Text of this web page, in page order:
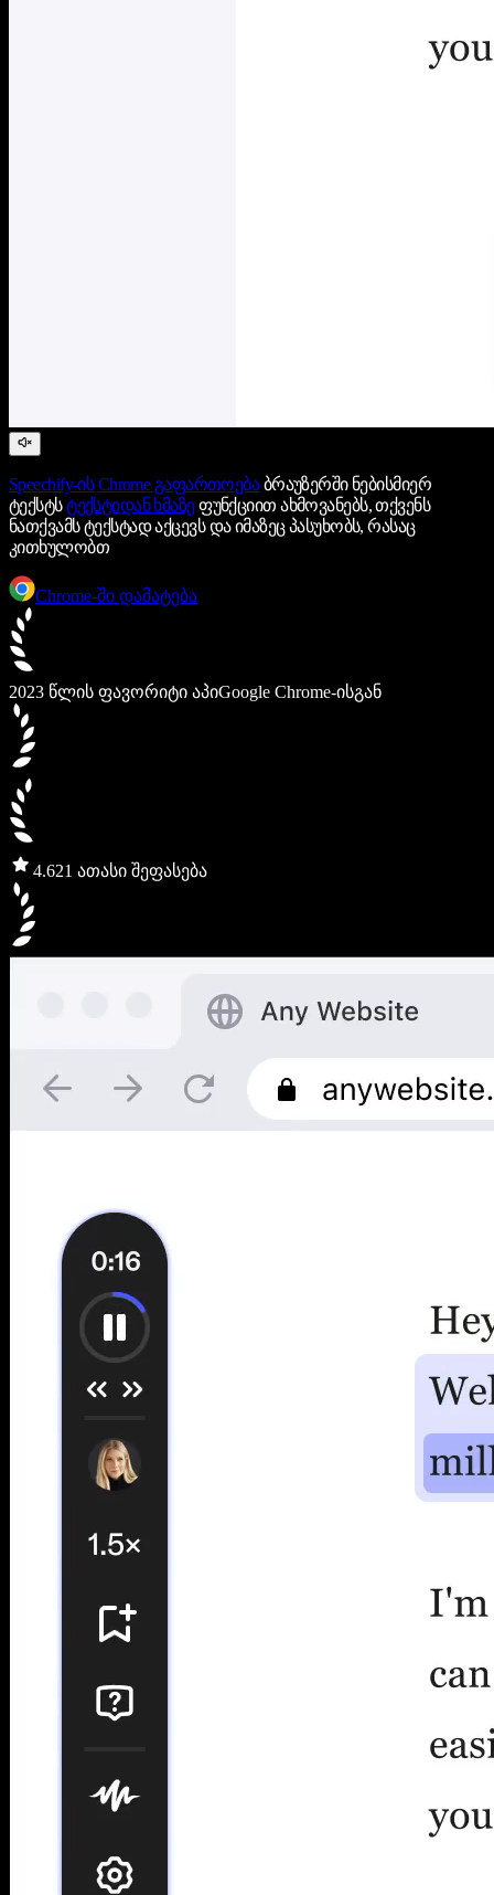
Speechify-ის Chrome გაფართოებაბრაუზერში ნებისმიერ
ტექსტსტექსტიდან ხმაზეფუნქციით ახმოვანებს, თქვენს
ნათქვამს ტექსტად აქცევს და იმაზეც პასუხობს, რასაც
კითხულობთ
Chrome-ში დამატება
2023 წლის ფავორიტი აპიGoogle Chrome-ისგან
4.621 ათასი შეფასება